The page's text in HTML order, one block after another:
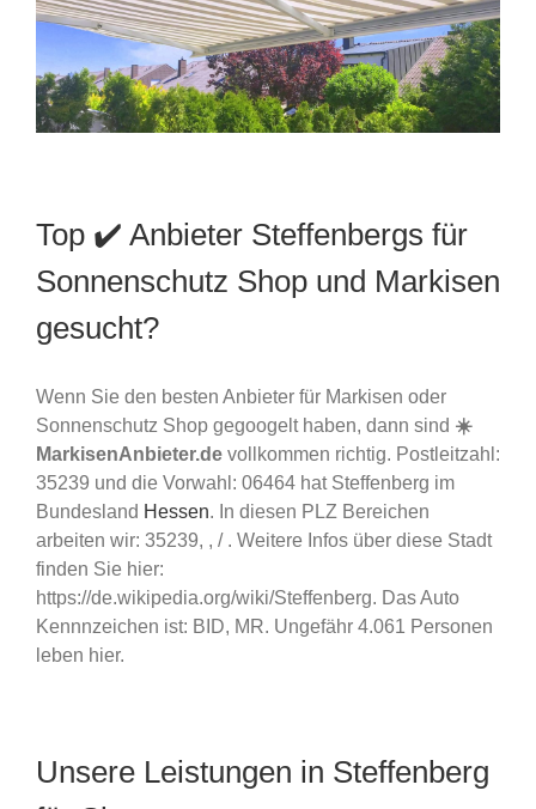
Top ✔️ Anbieter Steffenbergs für
Sonnenschutz Shop und Markisen
gesucht?
Wenn Sie den besten Anbieter für Markisen oder
Sonnenschutz Shop gegoogelt haben, dann sind ☀️
MarkisenAnbieter.de vollkommen richtig. Postleitzahl:
35239 und die Vorwahl: 06464 hat Steffenberg im
Bundesland Hessen. In diesen PLZ Bereichen
arbeiten wir: 35239, , / . Weitere Infos über diese Stadt
finden Sie hier:
https://de.wikipedia.org/wiki/Steffenberg. Das Auto
Kennnzeichen ist: BID, MR. Ungefähr 4.061 Personen
leben hier.
Unsere Leistungen in Steffenberg